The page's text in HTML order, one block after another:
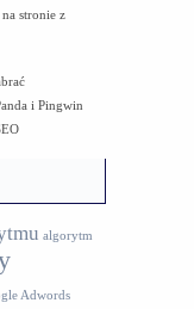
stronie z
i Pingwin
algorytm
Adwords